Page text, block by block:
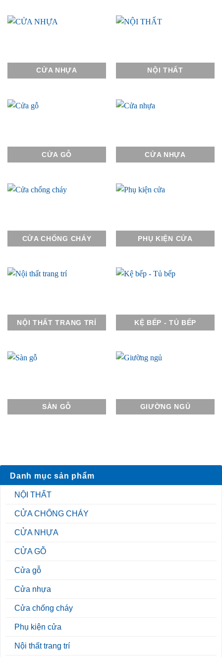
CỬA NHỰA NỘI THẤT
CỬA GỖ CỬA NHỰA
CỬA CHỐNG CHÁY PHỤ KIỆN CỬA
NỘI THẤT TRANG TRÍ KỆ BẾP - TỦ BẾP
SÀN GỖ GIƯỜNG NGỦ
Danh mục sản phẩm
NỘI THẤT
CỬA CHỐNG CHÁY
CỬA NHỰA
CỬA GỖ
Cửa gỗ
Cửa nhựa
Cửa chống cháy
Phụ kiện cửa
Nội thất trang trí